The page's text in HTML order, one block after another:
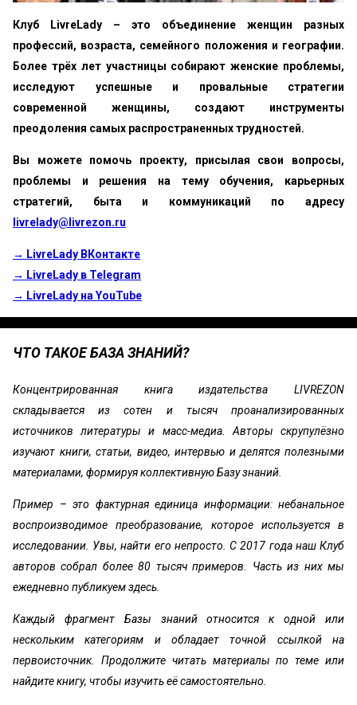
Клуб LivreLady – это объединение женщин разных
профессий, возраста, семейного положения и географии.
Более трёх лет участницы собирают женские проблемы,
исследуют успешные и провальные стратегии
современной женщины, создают инструменты
преодоления самых распространенных трудностей.
Вы можете помочь проекту, присылая свои вопросы,
проблемы и решения на тему обучения, карьерных
стратегий, быта и коммуникаций по адресу
livrelady@livrezon.ru
→ LivreLady ВКонтакте
→ LivreLady в Telegram
→ LivreLady на YouTube
ЧТО ТАКОЕ БАЗА ЗНАНИЙ?
Концентрированная книга издательства LIVREZON
складывается из сотен и тысяч проанализированных
источников литературы и масс-медиа. Авторы скрупулёзно
изучают книги, статьи, видео, интервью и делятся полезными
материалами, формируя коллективную Базу знаний.
Пример – это фактурная единица информации: небанальное
воспроизводимое преобразование, которое используется в
исследовании. Увы, найти его непросто. С 2017 года наш Клуб
авторов собрал более 80 тысяч примеров. Часть из них мы
ежедневно публикуем здесь.
Каждый фрагмент Базы знаний относится к одной или
нескольким категориям и обладает точной ссылкой на
первоисточник. Продолжите читать материалы по теме или
найдите книгу, чтобы изучить её самостоятельно.